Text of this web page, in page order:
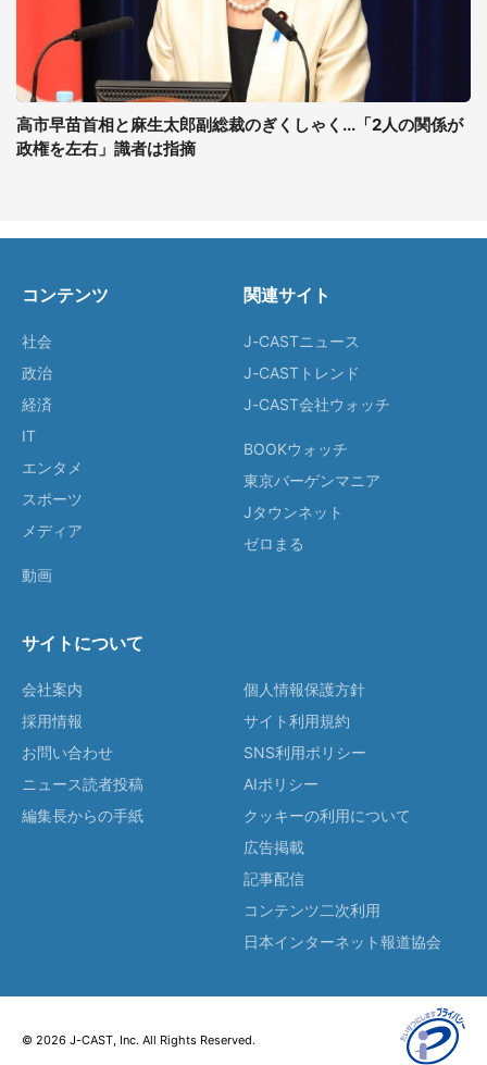
高市早苗首相と麻生太郎副総裁のぎくしゃく...「2人の関係が
政権を左右」識者は指摘
コンテンツ
社会
政治
経済
IT
エンタメ
スポーツ
メディア
動画
関連サイト
J-CASTニュース
J-CASTトレンド
J-CAST会社ウォッチ
BOOKウォッチ
東京バーゲンマニア
Jタウンネット
ゼロまる
サイトについて
会社案内
採用情報
お問い合わせ
ニュース読者投稿
編集長からの手紙
個人情報保護方針
サイト利用規約
SNS利用ポリシー
AIポリシー
クッキーの利用について
広告掲載
記事配信
コンテンツ二次利用
日本インターネット報道協会
© 2026 J-CAST, Inc. All Rights Reserved.